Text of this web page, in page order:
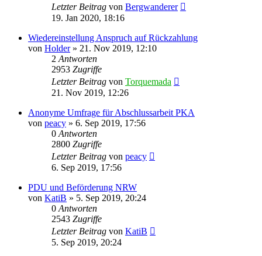
Letzter Beitrag von Bergwanderer
19. Jan 2020, 18:16
Wiedereinstellung Anspruch auf Rückzahlung
von Holder» 21. Nov 2019, 12:10
2 Antworten
2953 Zugriffe
Letzter Beitrag von Torquemada
21. Nov 2019, 12:26
Anonyme Umfrage für Abschlussarbeit PKA
von peacy » 6. Sep 2019, 17:56
0 Antworten
2800 Zugriffe
Letzter Beitrag von peacy
6. Sep 2019, 17:56
PDU und Beförderung NRW
von KatiB » 5. Sep 2019, 20:24
0 Antworten
2543 Zugriffe
Letzter Beitrag von KatiB
5. Sep 2019, 20:24